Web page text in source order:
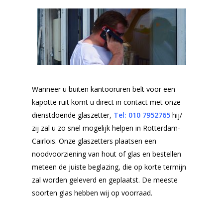
Wanneer u buiten kantooruren belt voor een
kapotte ruit komt u direct in contact met onze
dienstdoende glaszetter, Tel: 010 7952765 hij/
zij zal u zo snel mogelijk helpen in Rotterdam-
Cairlois. Onze glaszetters plaatsen een
noodvoorziening van hout of glas en bestellen
meteen de juiste beglazing, die op korte termijn
zal worden geleverd en geplaatst. De meeste
soorten glas hebben wij op voorraad.